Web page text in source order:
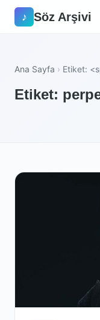
♪ Söz Arşivi
Ana Sayfa › Etiket:
Etiket: